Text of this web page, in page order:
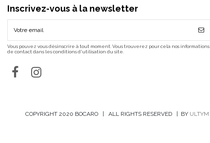
Inscrivez-vous à la newsletter
Vous pouvez vous désinscrire à tout moment. Vous trouverez pour cela nos informations
de contact dans les conditions d'utilisation du site.
COPYRIGHT 2020 BOCARO | ALL RIGHTS RESERVED | BY ULTYM